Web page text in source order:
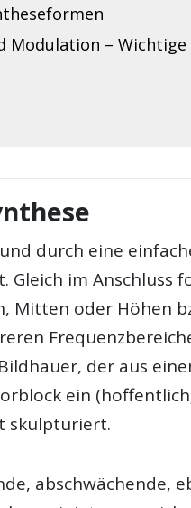
Modulation – Wichtige
durch eine
Gleich im Anschluss
Mitten oder Höhen
der aus
ein
skulpturiert.
abschwächende,